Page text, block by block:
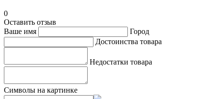
0
Оставить отзыв
Ваше имя
Город
Достоинства товара
Недостатки товара
Символы на картинке